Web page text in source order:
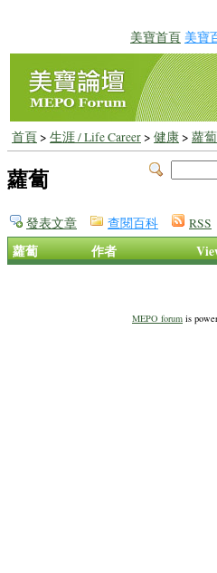
美寶首頁 美寶
首頁> 生涯 / Life Career> 健康> 蘿蔔
蘿蔔
發表文章 查閱百科 RSS
蘿蔔 作者
MEPO forum is